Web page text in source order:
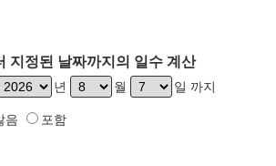
지정된 날짜까지의 일수 계산
년 월 일 까지
음 포함